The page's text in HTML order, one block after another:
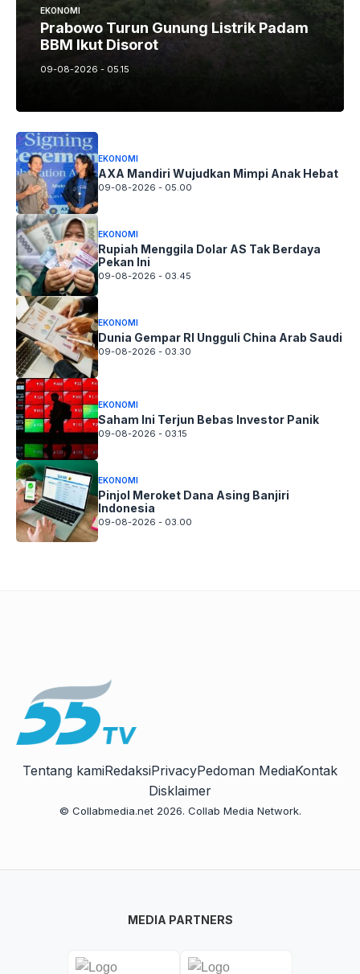
EKONOMI
Prabowo Turun Gunung Listrik Padam
BBM Ikut Disorot
09-08-2026 - 05.15
EKONOMI
AXA Mandiri Wujudkan Mimpi Anak Hebat
09-08-2026 - 05.00
EKONOMI
Rupiah Menggila Dolar AS Tak Berdaya
Pekan Ini
09-08-2026 - 03.45
EKONOMI
Dunia Gempar RI Ungguli China Arab Saudi
09-08-2026 - 03.30
EKONOMI
Saham Ini Terjun Bebas Investor Panik
09-08-2026 - 03.15
EKONOMI
Pinjol Meroket Dana Asing Banjiri
Indonesia
09-08-2026 - 03.00
Tentang kamiRedaksiPrivacyPedoman MediaKontak
Disklaimer
© Collabmedia.net 2026. Collab Media Network.
MEDIA PARTNERS